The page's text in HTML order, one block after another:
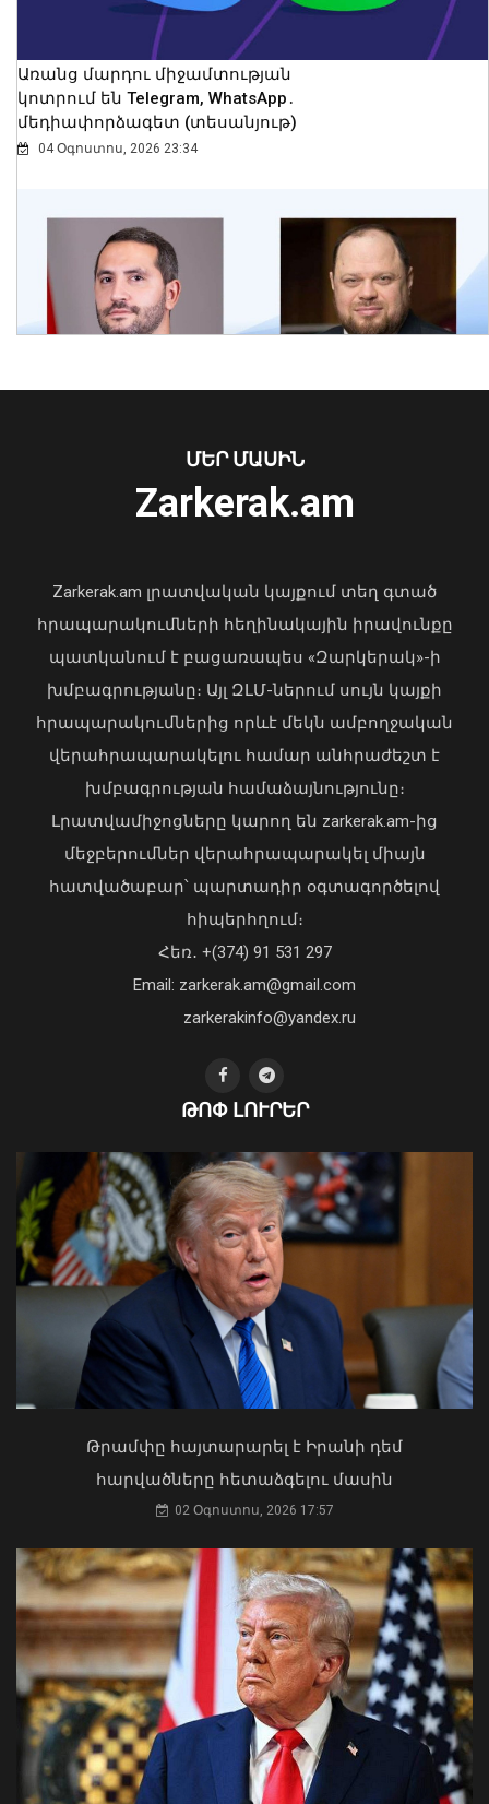
Համաշխարհային օվկիանոսի
մակերևութային ջերմաստիճանը
հուլիսին ռեկորդային է եղել․ Լևոն
Ողբերգական դեպք Երևանում․
Կիևյան կամրջի տակ՝ ճանապարհի
երթևեկելի գոտում, հայտնաբերվել է
տղամարդու մարմին
Երևանում մեկ օրում պահպանվող
հատուկ տարածք է տեղափոխվել 34
մոտոցիկլետ
08 Օգոստոս, 2026 23:01
Առանց մարդու միջամտության
կոտրում են Telegram, WhatsApp․
մեդիափորձագետ (տեսանյութ)
04 Օգոստոս, 2026 23:34
Ուկրաինայի Գերագույն Ռադայի
նախագահը շնորհավորել է ՀՀ ԱԺ
«Պարտվեցինք դաժան հիվանդության
դեմ ծանր պայքարում»․ կյանքից
հեռացել է Արսեն Ասլանյանը
04 Օգոստոս, 2026 19:12
Կաթողիկոսը պետք է օրենքի առաջ
կանգնի, եթե հանցանք է գործել, կամ
դարձել. աստվածաբան
07 Օգոստոս, 2026 17:03
ՄԵՐ ՄԱՍԻՆ
Zarkerak.am
Zarkerak.am լրատվական կայքում տեղ գտած
հրապարակումների հեղինակային իրավունքը
պատկանում է բացառապես «Զարկերակ»-ի
խմբագրությանը։ Այլ ԶԼՄ-ներում սույն կայքի
հրապարակումներից որևէ մեկն ամբողջական
վերահրապարակելու համար անհրաժեշտ է
խմբագրության համաձայնությունը։
Լրատվամիջոցները կարող են zarkerak.am-ից
մեջբերումներ վերահրապարակել միայն
հատվածաբար՝ պարտադիր օգտագործելով
հիպերհղում։
Հեռ․ +(374) 91 531 297
Email: zarkerak.am@gmail.com
zarkerakinfo@yandex.ru
ԹՈՓ ԼՈՒՐԵՐ
Թրամփը հայտարարել է Իրանի դեմ
հարվածները հետաձգելու մասին
02 Օգոստոս, 2026 17:57